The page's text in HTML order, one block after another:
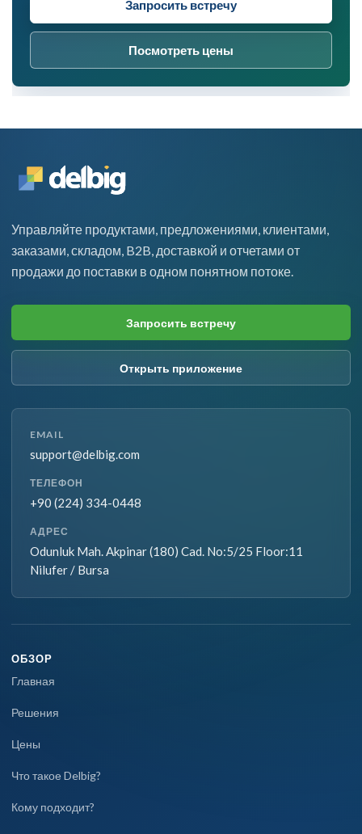
Запросить встречу
Посмотреть цены
Управляйте продуктами, предложениями, клиентами,
заказами, складом, B2B, доставкой и отчетами от
продажи до поставки в одном понятном потоке.
Запросить встречу
Открыть приложение
EMAIL
support@delbig.com
ТЕЛЕФОН
+90 (224) 334-0448
АДРЕС
Odunluk Mah. Akpinar (180) Cad. No:5/25 Floor:11
Nilufer / Bursa
ОБЗОР
Главная
Решения
Цены
Что такое Delbig?
Кому подходит?